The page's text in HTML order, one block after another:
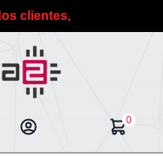
debido a las
0